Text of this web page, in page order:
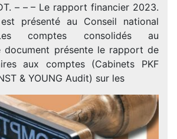
– – – Le rapport financier 2023.
présenté au Conseil national
comptes consolidés au
document présente le rapport de
aux comptes (Cabinets PKF
& YOUNG Audit) sur les